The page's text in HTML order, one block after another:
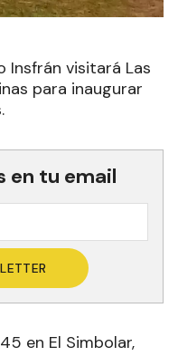
Insfrán visitará Las
para inaugurar
en tu email
en El Simbolar,